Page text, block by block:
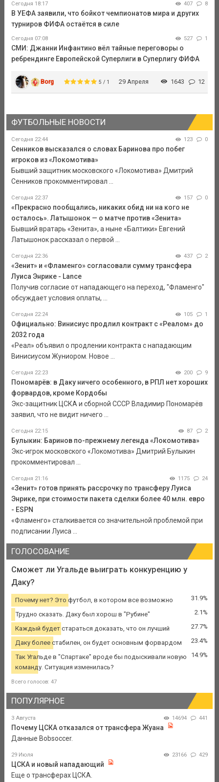
Сегодня 18:17 407 8
В УЕФА заявили, что бойкот чемпионатов мира и других
турниров ФИФА остаётся в силе
Сегодня 07:08 527 1
СМИ: Джанни Инфантино вёл тайные переговоры о
ребрендинге Европейской Суперлиги в Суперлигу ФИФА
Borg 5 / 1 29 Апреля 1643 12
ФУТБОЛЬНЫЕ НОВОСТИ
Сегодня 22:44 123 0
Сенников высказался о словах Баринова про побег
игроков из «Локомотива»
Бывший защитник московского «Локомотива» Дмитрий
Сенников прокомментировал ...
Сегодня 22:37 157 0
«Прекрасно пообщались, никаких обид ни на кого не
осталось». Латышонок — о матче против «Зенита»
Бывший вратарь «Зенита», а ныне «Балтики» Евгений
Латышонок рассказал о первой ...
Сегодня 22:36 437 2
«Зенит» и «Фламенго» согласовали сумму трансфера
Луиса Энрике - Lance
Получив согласие от нападающего на переход, "Фламенго"
обсуждает условия оплаты, ...
Сегодня 22:24 105 1
Официально: Винисиус продлил контракт с «Реалом» до
2032 года
«Реал» объявил о продлении контракта с нападающим
Винисиусом Жуниором. Новое ...
Сегодня 22:23 200 9
Пономарёв: в Даку ничего особенного, в РПЛ нет хороших
форвардов, кроме Кордобы
Экс-защитник ЦСКА и сборной СССР Владимир Пономарёв
заявил, что не видит ничего ...
Сегодня 22:15 87 2
Булыкин: Баринов по-прежнему легенда «Локомотива»
Экс-игрок московского «Локомотива» Дмитрий Булыкин
прокомментировал ...
Сегодня 21:16 1175 24
«Зенит» готов принять рассрочку по трансферу Луиса
Энрике, при стоимости пакета сделки более 40 млн. евро
- ESPN
«Фламенго» сталкивается со значительной проблемой при
подписании Луиса ...
ГОЛОСОВАНИЕ
Сможет ли Угальде выиграть конкуренцию у
Даку?
Почему нет? Это футбол, в котором все возможно 31.9%
Трудно сказать. Даку был хорош в "Рубине" 2.1%
Каждый будет стараться доказать, что он лучший 27.7%
Даку более стабилен, он будет основным форвардом 23.4%
Так Угальде в "Спартаке" вроде бы подыскивали новую
команду. Ситуация изменилась?
14.9%
Всего голосов: 47
ПОПУЛЯРНОЕ
3 Августа 14694 441
Почему ЦСКА отказался от трансфера Жуана
Данные Bobsoccer.
29 Июля 23166 429
ЦСКА и новый нападающий
Еще о трансферах ЦСКА.